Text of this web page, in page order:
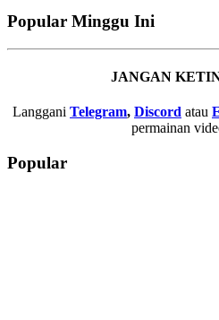
Popular Minggu Ini
JANGAN
Langgani Telegram, Discord atau
permainan
Popular